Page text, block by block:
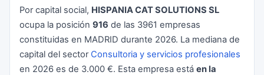
Por capital social, HISPANIA CAT SOLUTIONS SL
ocupa la posición 916 de las 3961 empresas
constituidas en MADRID durante 2026. La mediana de
capital del sector Consultoria y servicios profesionales
en 2026 es de 3.000 €. Esta empresa está en la